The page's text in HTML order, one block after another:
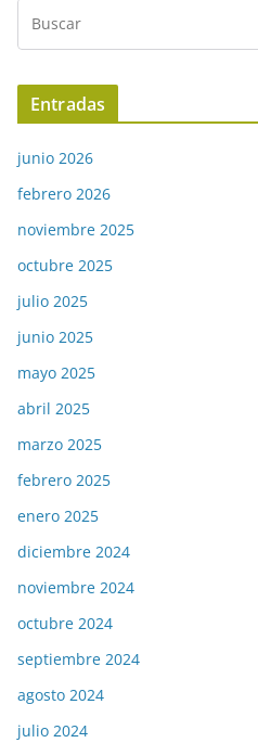
Entradas
junio 2026
febrero 2026
noviembre 2025
octubre 2025
julio 2025
junio 2025
mayo 2025
abril 2025
marzo 2025
febrero 2025
enero 2025
diciembre 2024
noviembre 2024
octubre 2024
septiembre 2024
agosto 2024
julio 2024